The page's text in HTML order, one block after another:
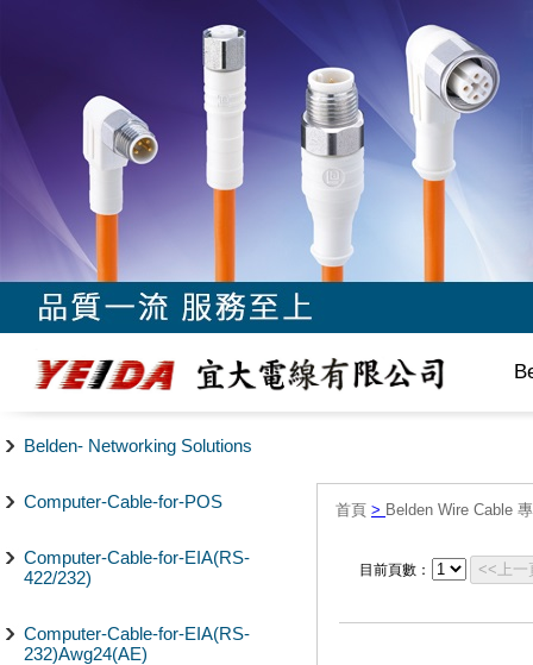
Belden- Networking Solutions
Computer-Cable-for-POS
Computer-Cable-for-EIA(RS-
422/232)
Computer-Cable-for-EIA(RS-
232)Awg24(AE)
首頁 > Belden Wire Cable
目前頁數： <<上一